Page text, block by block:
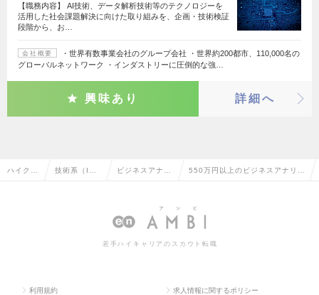
【職務内容】 AI技術、データ解析技術等のテクノロジーを
活用した社会課題解決に向けた取り組みを、企画・技術検証
段階から、お…
会社概要
・世界有数事業会社のグループ会社 ・世界約200都市、110,000名の
グローバルネットワーク ・インダストリーに圧倒的な強…
興味あり 詳細へ
ハイクラ 技術系（I ビジネスアナリ
クト
550万円以上のビジネスアナリス
情報一覧
若手ハイキャリアのスカウト転職
利用規約 求人情報に関するポリシー